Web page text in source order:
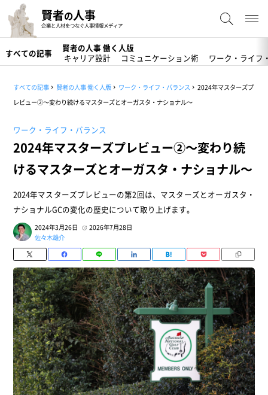
賢者の人事
企業と人材をつなぐ人事情報メディア
すべての記事
賢者の人事 働く人版
キャリア設計
コミュニケーション術 ワーク・ライフ
すべての記事 賢者の人事 働く人版 ワーク・ライフ・バランス
2024年マスターズプ
レビュー②～変わり続けるマスターズとオーガスタ・ナショナル～
ワーク・ライフ・バランス
2024年マスターズプレビュー②～変わり続
けるマスターズとオーガスタ・ナショナル～
2024年マスターズプレビューの第2回は、マスターズとオーガスタ・
ナショナルGCの変化の歴史について取り上げます。
2024年3月26日
2026年7月28日
佐々木雄介